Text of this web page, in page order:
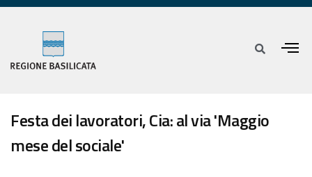
Festa dei lavoratori, Cia: al via 'Maggio
mese del sociale'